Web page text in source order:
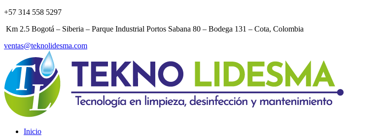
+57 314 558 5297
Km 2.5 Bogotá – Siberia – Parque Industrial Portos Sabana 80 – Bodega 131 – Cota, Colombia
ventas@teknolidesma.com
Inicio